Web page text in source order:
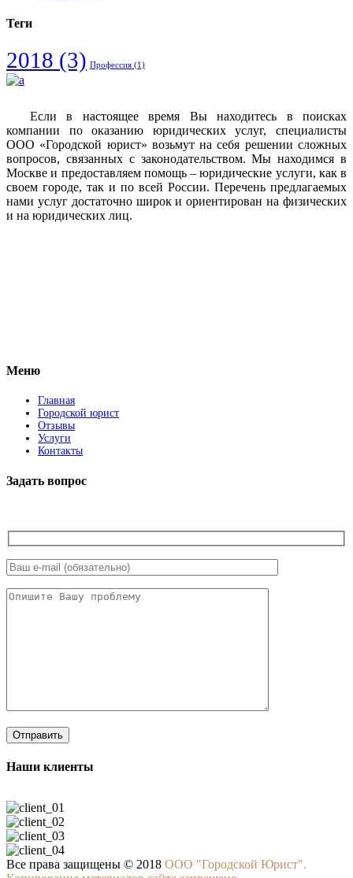
Теги
2018 (3) Профессия (1)
Если в настоящее время Вы находитесь в поисках
компании по оказанию юридических услуг, специалисты
ООО «Городской юрист» возьмут на себя решении сложных
вопросов, связанных с законодательством. Мы находимся в
Москве и предоставляем помощь – юридические услуги, как в
своем городе, так и по всей России. Перечень предлагаемых
нами услуг достаточно широк и ориентирован на физических
и на юридических лиц.
Меню
Главная
Городской юрист
Отзывы
Услуги
Контакты
Задать вопрос
Наши клиенты
Все права защищены © 2018 ООО "Городской Юрист".